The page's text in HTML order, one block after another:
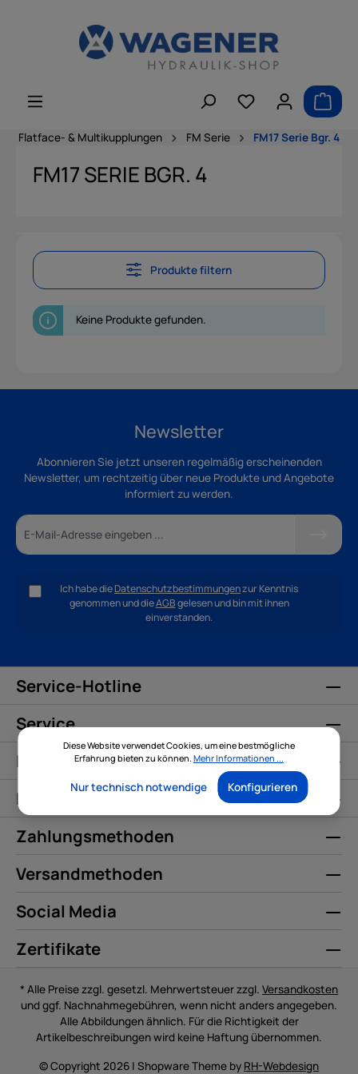
Flatface- & Multikupplungen FM Serie FM17 Serie Bgr. 4
FM17 SERIE BGR. 4
Produkte filtern
Keine Produkte gefunden.
Newsletter
Abonnieren Sie jetzt unseren regelmäßig erscheinenden
Newsletter, um rechtzeitig über neue Produkte und Angebote
informiert zu werden.
Ich habe dieDatenschutzbestimmungenzur Kenntnis
genommen und dieAGBgelesen und bin mit ihnen
einverstanden.
Service-Hotline
Service
Informationen
Kontakt
Zahlungsmethoden
Versandmethoden
Social Media
Zertifikate
* Alle Preise zzgl. gesetzl. Mehrwertsteuer zzgl. Versandkosten
und ggf. Nachnahmegebühren, wenn nicht anders angegeben.
Alle Abbildungen ähnlich. Für die Richtigkeit der
Artikelbeschreibungen wird keine Haftung übernommen.
© Copyright 2026 | Shopware Theme by RH-Webdesign
Diese Website verwendet Cookies, um eine bestmögliche
Erfahrung bieten zu können. Mehr Informationen ...
Nur technisch notwendige Konfigurieren